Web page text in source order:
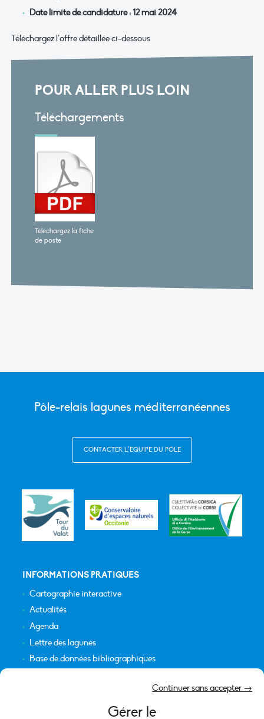
Gérer le
Continuer sans accepter →
Date limite de candidature : 12 mai 2024
Téléchargez l’offre détaillée ci-dessous
POUR ALLER PLUS LOIN
Téléchargements
Téléchargez la fiche
de poste
Pôle-relais lagunes méditerranéennes
CONTACTER L’ÉQUIPE DU PÔLE
INFORMATIONS PRATIQUES
Cartographie interactive
Actualités
Agenda
Lettre des lagunes
Base de données bibliographiques